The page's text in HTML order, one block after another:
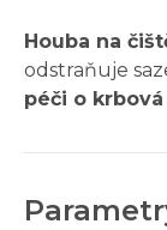
Houba na
odstraňuje
péči o